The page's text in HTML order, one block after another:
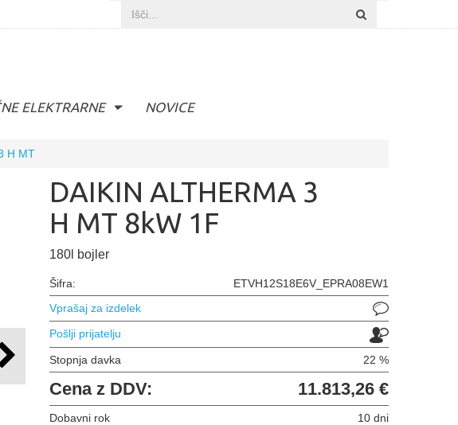
ELEKTRARNE NOVICE
H MT
DAIKIN ALTHERMA 3
H MT 8kW 1F
180l bojler
Šifra:
ETVH12S18E6V_EPRA08EW1
Vprašaj za izdelek
Pošlji prijatelju
Stopnja davka 22 %
Cena z DDV: 11.813,26 €
Dobavni rok
10 dni